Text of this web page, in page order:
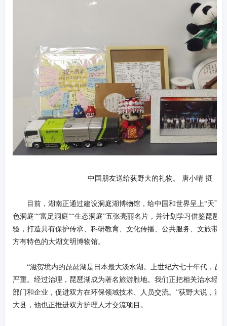
中国朋友送给荻野大的礼物。 唐小晴 摄
目前，湖南正通过建设洞庭湖博物馆，给中国和世界呈上“天下
色洞庭”“富足洞庭”“生态洞庭”五张亮丽名片，并计划学习借鉴琵琶
验，打造具有保护传承、科研教育、文化传播、公共服务、文旅带
方有特色的大湖文明博物馆。
“滋贺境内的琵琶湖是日本最大淡水湖。上世纪六七十年代，琵
严重。经过治理，琵琶湖成为著名旅游胜地。我们正把相关治水经
部门和企业，促进双方在环保领域技术、人员交流。”荻野大说，滋
大县，他也正推进双方护理人才交流项目。